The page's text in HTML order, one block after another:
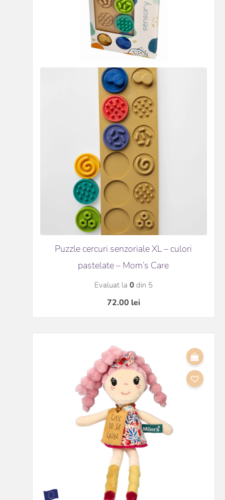
Puzzle cercuri senzoriale XL – culori
pastelate – Mom’s Care
Evaluat la 0din 5
72.00 lei